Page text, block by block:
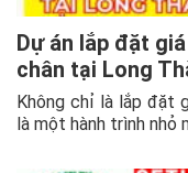
Dự án lắp đặt
chân tại Long
Không chỉ là lắp đặt
là một hành trình nhỏ